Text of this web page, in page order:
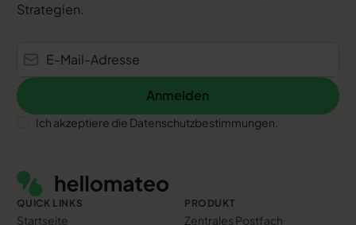
Strategien.
Anmelden
Anmelden
Ich akzeptiere die Datenschutzbestimmungen.
QUICK LINKS
Startseite
PRODUKT
Zentrales Postfach